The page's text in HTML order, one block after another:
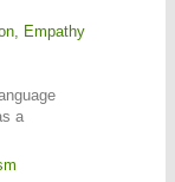
Empathy
a